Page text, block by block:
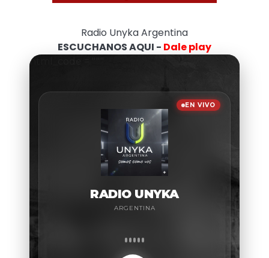
Radio Unyka Argentina
ESCUCHANOS AQUI - Dale play